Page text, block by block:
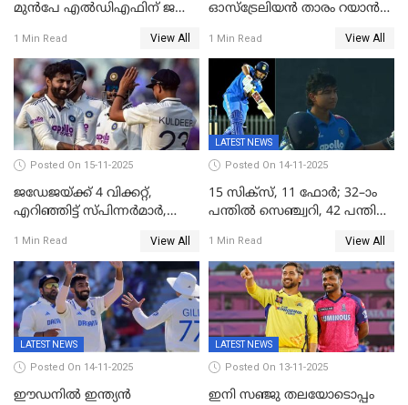
മുൻപേ എൽഡിഎഫിന് ജയം;
സ്ഥാനാർഥികളില്ല
1 Min Read View All
ഓസ്‌ട്രേലിയന്‍ താരം റയാന്‍
നീലക്കുപ്പായത്തില്‍ കളിക്കാം
1 Min Read View All
Posted On 15-11-2025
ജഡേജയ്ക്ക് 4 വിക്കറ്റ്,
എറിഞ്ഞിട്ട് സ്പിന്നർമാർ,
പ്രോട്ടീസ്
1 Min Read View All
LATEST NEWS
Posted On 14-11-2025
15 സിക്സ്, 11 ഫോർ; 32–ാം
പന്തിൽ സെഞ്ച്വറി, 42 പന്തിൽ
1 Min Read View All
LATEST NEWS
Posted On 14-11-2025
ഈഡനിൽ ഇന്ത്യൻ
LATEST NEWS
Posted On 13-11-2025
ഇനി സഞ്ജു തലയോടൊപ്പം